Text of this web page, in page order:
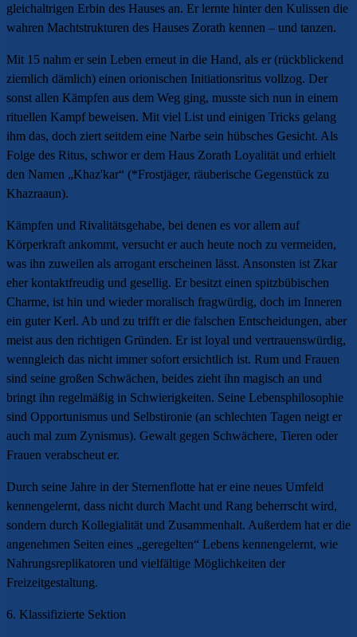
gleichaltrigen Erbin des Hauses an. Er lernte hinter den Kulissen die
wahren Machtstrukturen des Hauses Zorath kennen – und tanzen.
Mit 15 nahm er sein Leben erneut in die Hand, als er (rückblickend
ziemlich dämlich) einen orionischen Initiationsritus vollzog. Der
sonst allen Kämpfen aus dem Weg ging, musste sich nun in einem
rituellen Kampf beweisen. Mit viel List und einigen Tricks gelang
ihm das, doch ziert seitdem eine Narbe sein hübsches Gesicht. Als
Folge des Ritus, schwor er dem Haus Zorath Loyalität und erhielt
den Namen „Khaz'kar“ (*Frostjäger, räuberische Gegenstück zu
Khazraaun).
Kämpfen und Rivalitätsgehabe, bei denen es vor allem auf
Körperkraft ankommt, versucht er auch heute noch zu vermeiden,
was ihn zuweilen als arrogant erscheinen lässt. Ansonsten ist Zkar
eher kontaktfreudig und gesellig. Er besitzt einen spitzbübischen
Charme, ist hin und wieder moralisch fragwürdig, doch im Inneren
ein guter Kerl. Ab und zu trifft er die falschen Entscheidungen, aber
meist aus den richtigen Gründen. Er ist loyal und vertrauenswürdig,
wenngleich das nicht immer sofort ersichtlich ist. Rum und Frauen
sind seine großen Schwächen, beides zieht ihn magisch an und
bringt ihn regelmäßig in Schwierigkeiten. Seine Lebensphilosophie
sind Opportunismus und Selbstironie (an schlechten Tagen neigt er
auch mal zum Zynismus). Gewalt gegen Schwächere, Tieren oder
Frauen verabscheut er.
Durch seine Jahre in der Sternenflotte hat er eine neues Umfeld
kennengelernt, dass nicht durch Macht und Rang beherrscht wird,
sondern durch Kollegialität und Zusammenhalt. Außerdem hat er die
angenehmen Seiten eines „geregelten“ Lebens kennengelernt, wie
Nahrungsreplikatoren und vielfältige Möglichkeiten der
Freizeitgestaltung.
6. Klassifizierte Sektion